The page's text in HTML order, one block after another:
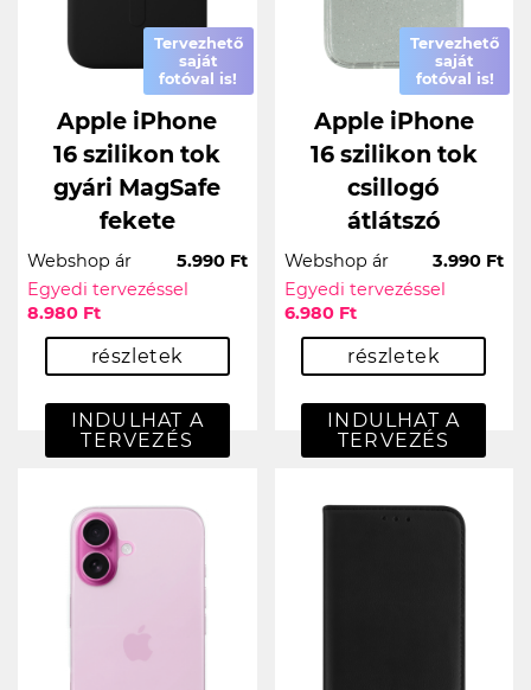
Tervezhető
saját
fotóval is!
Apple iPhone
16 szilikon tok
gyári MagSafe
fekete
Webshop ár
5.990 Ft
Egyedi tervezéssel
8.980 Ft
részletek
INDULHAT A
TERVEZÉS
Tervezhető
saját
fotóval is!
Apple iPhone
16 szilikon tok
csillogó
átlátszó
Webshop ár
3.990 Ft
Egyedi tervezéssel
6.980 Ft
részletek
INDULHAT A
TERVEZÉS